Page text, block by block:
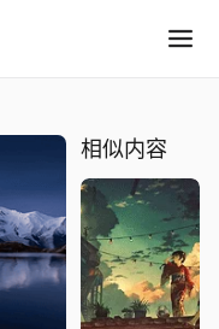
相似内容